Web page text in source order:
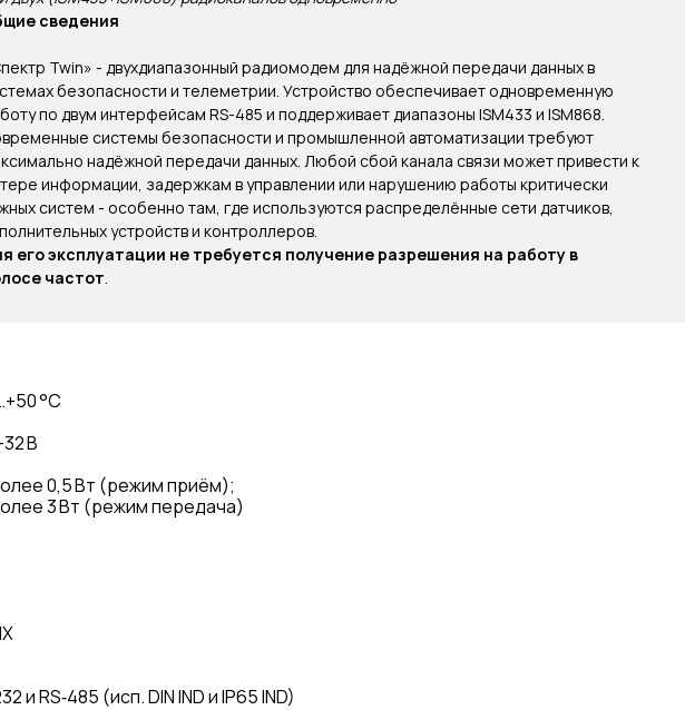
сведения
Twin» - двухдиапазонный радиомодем для надёжной передачи данных в
безопасности и телеметрии. Устройство обеспечивает одновременную
по двум интерфейсам RS-485 и поддерживает диапазоны ISM433 и ISM868.
системы безопасности и промышленной автоматизации требуют
надёжной передачи данных. Любой сбой канала связи может привести к
информации, задержкам в управлении или нарушению работы критически
систем - особенно там, где используются распределённые сети датчиков,
устройств и контроллеров.
его эксплуатации не требуется получение разрешения на работу в
частот.
°C
В
0,5 Вт (режим приём);
3 Вт (режим передача)
и RS‑485 (исп. DIN IND и IP65 IND)